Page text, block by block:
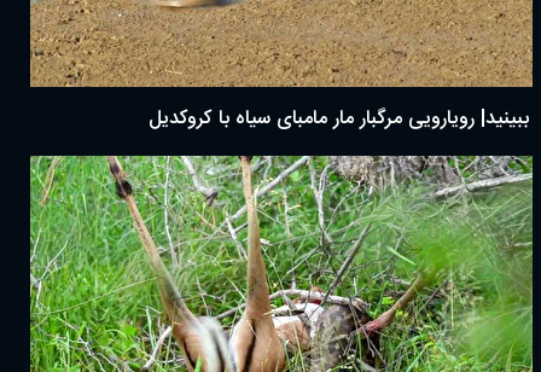
ببینید| رویارویی مرگبار مار مامبای سیاه با کروکدیل